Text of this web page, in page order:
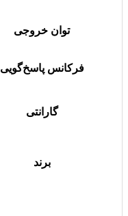
توان خروجی
فرکانس پاسخ‌گویی
گارانتی
برند